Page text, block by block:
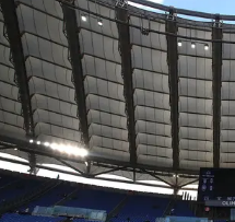
Lazio Women
Rassegna Lazio
Social
Calcio
Serie A